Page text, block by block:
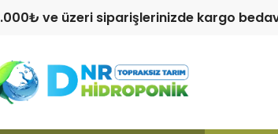
ve üzeri siparişlerinizde kargo